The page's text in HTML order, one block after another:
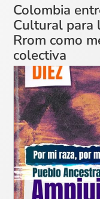
Colombia
Cultural para
Rrom como
colectiva